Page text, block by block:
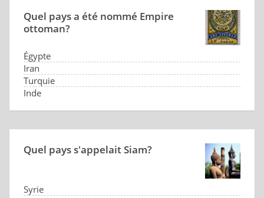
Quel pays a été nommé Empire
ottoman?
Égypte
Iran
Turquie
Inde
Quel pays s'appelait Siam?
Syrie